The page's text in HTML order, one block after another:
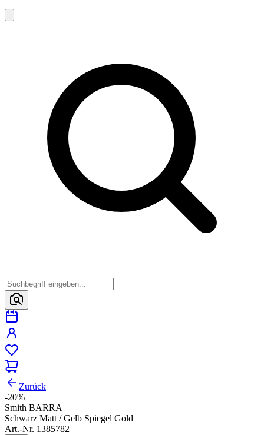
Zurück
-20%
Smith BARRA
Schwarz Matt / Gelb Spiegel Gold
Art.-Nr. 1385782